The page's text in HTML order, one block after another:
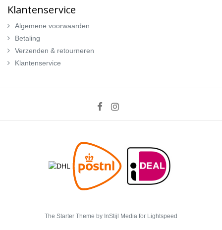
Klantenservice
Algemene voorwaarden
Betaling
Verzenden & retourneren
Klantenservice
The Starter Theme by InStijl Media for Lightspeed